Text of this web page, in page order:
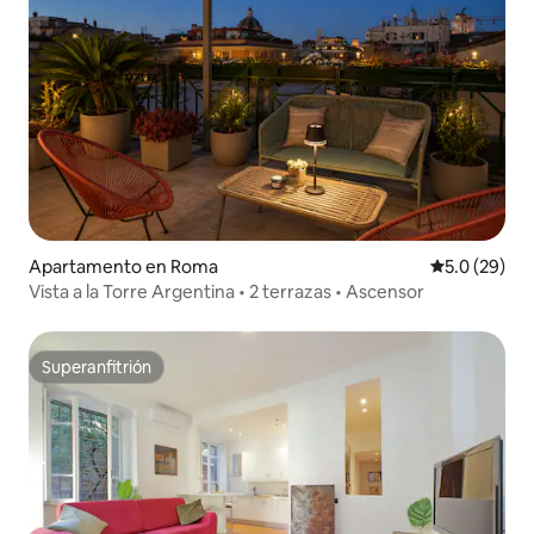
Apartamento en Roma Calificación
5.0 (29)
Vista a la Torre Argentina • 2 terrazas • Ascensor
Superanfitrión
Superanfitrión